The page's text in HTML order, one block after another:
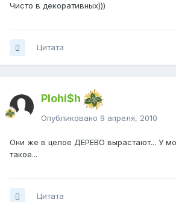
Чисто в декоративных)))
Цитата
Plohi$h
Опубликовано 9 апреля, 2010
Они же в целое ДЕРЕВО вырастают... У
такое...
Цитата